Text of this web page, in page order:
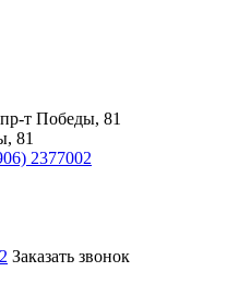
т Победы, 81
81
2377002
Заказать звонок